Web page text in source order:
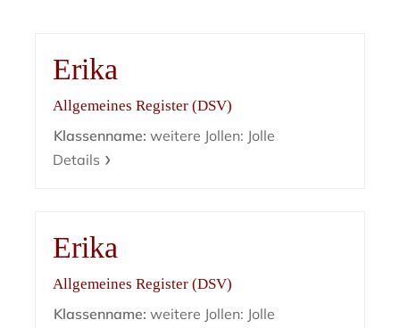
Erika
Allgemeines Register (DSV)
Klassenname: weitere Jollen: Jolle
Details
Erika
Allgemeines Register (DSV)
Klassenname: weitere Jollen: Jolle